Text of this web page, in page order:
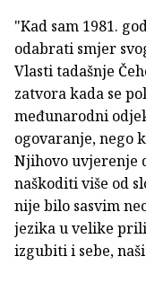
"Kad sam 1981.
odabrati smjer
Vlasti tadašnje
zatvora kada se
međunarodni
ogovaranje, nego
Njihovo uvjerenje
naškoditi više od
nije bilo sasvim
jezika u velike
izgubiti i sebe,